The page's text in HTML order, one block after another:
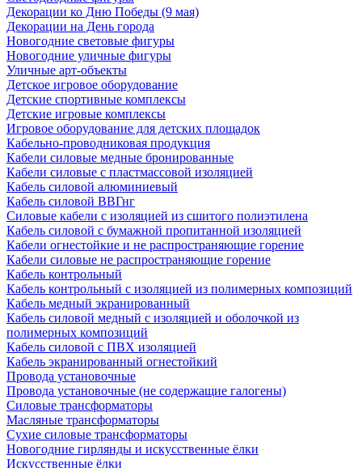
Декорации ко Дню Победы (9 мая)
Декорации на День города
Новогодние световые фигуры
Новогодние уличные фигуры
Уличные арт-объекты
Детское игровое оборудование
Детские спортивные комплексы
Детские игровые комплексы
Игровое оборудование для детских площадок
Кабельно-проводниковая продукция
Кабели силовые медные бронированные
Кабели силовые с пластмассовой изоляцией
Кабель силовой алюминиевый
Кабель силовой ВВГнг
Силовые кабели с изоляцией из сшитого полиэтилена
Кабель силовой с бумажной пропитанной изоляцией
Кабели огнестойкие и не распространяющие горение
Кабели силовые не распространяющие горение
Кабель контрольный
Кабель контрольный с изоляцией из полимерных композиций
Кабель медный экранированный
Кабель силовой медный с изоляцией и оболочкой из
полимерных композиций
Кабель силовой с ПВХ изоляцией
Кабель экранированный огнестойкий
Провода установочные
Провода установочные (не содержащие галогены)
Силовые трансформаторы
Масляные трансформаторы
Сухие силовые трансформаторы
Новогодние гирлянды и искусственные ёлки
Искусственные ёлки